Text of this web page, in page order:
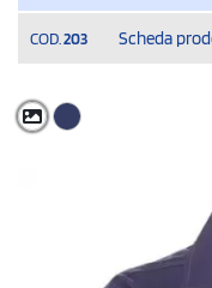
COD. 203 Scheda